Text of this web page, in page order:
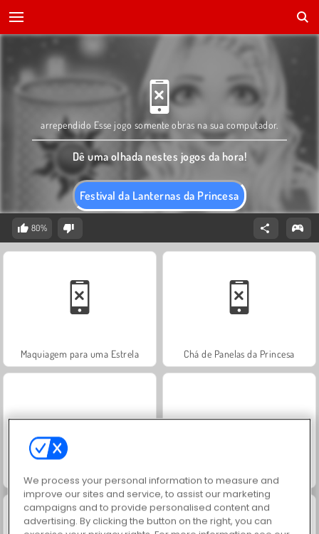
Festival da Lanternas da Princesa
arrependido Esse jogo somente obras na sua computador.
Dê uma olhada nestes jogos da hora!
80%
Maquiagem para uma Estrela Chá de Panelas da Princesa
Primeira Regra de Bolsas da Princesa
We process your personal information to measure and
improve our sites and service, to assist our marketing
campaigns and to provide personalised content and
advertising. By clicking the button on the right, you can